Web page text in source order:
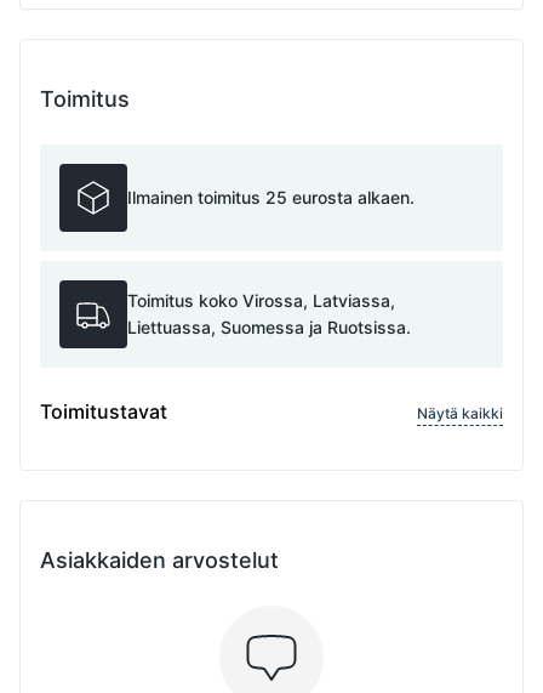
Toimitus
Ilmainen toimitus 25 eurosta alkaen.
Toimitus koko Virossa, Latviassa,
Liettuassa, Suomessa ja Ruotsissa.
Toimitustavat Näytä kaikki
Asiakkaiden arvostelut